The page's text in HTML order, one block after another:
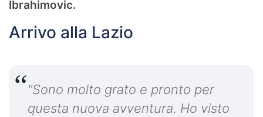
Ibrahimovic.
Arrivo alla Lazio
"Sono molto grato e pronto per
questa nuova avventura. Ho visto